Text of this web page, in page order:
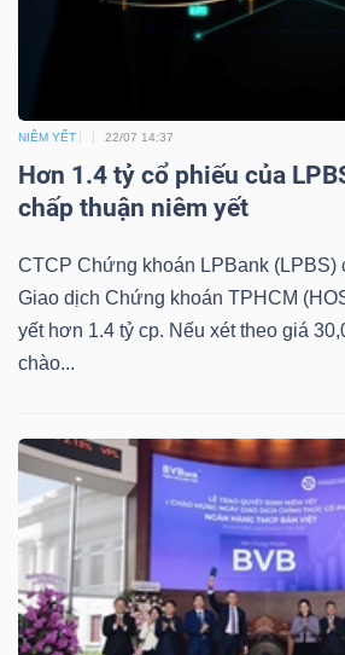
NIÊM YẾT 22/07 14:37
Hơn 1.4 tỷ cổ phiếu của
chấp thuận niêm yết
CTCP Chứng khoán LPBank
Giao dịch Chứng khoán TPHCM
yết hơn 1.4 tỷ cp. Nếu xét theo giá
chào...
DỊCH
VỤ
TRUYỀN
BẤT
ĐỘNG
SẢN